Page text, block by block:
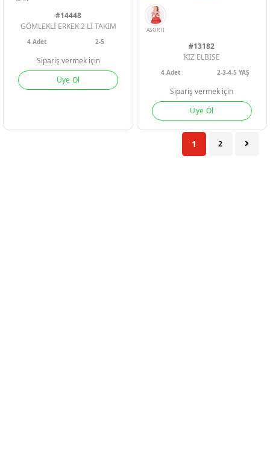
#14448
GÖMLEKLİ ERKEK 2 Lİ TAKIM
4Adet 2-5
Sipariş vermek için
Üye Ol
#13182
KIZ ELBISE
4 Adet 2-3-4-5 YAŞ
Sipariş vermek için
Üye Ol
1 2